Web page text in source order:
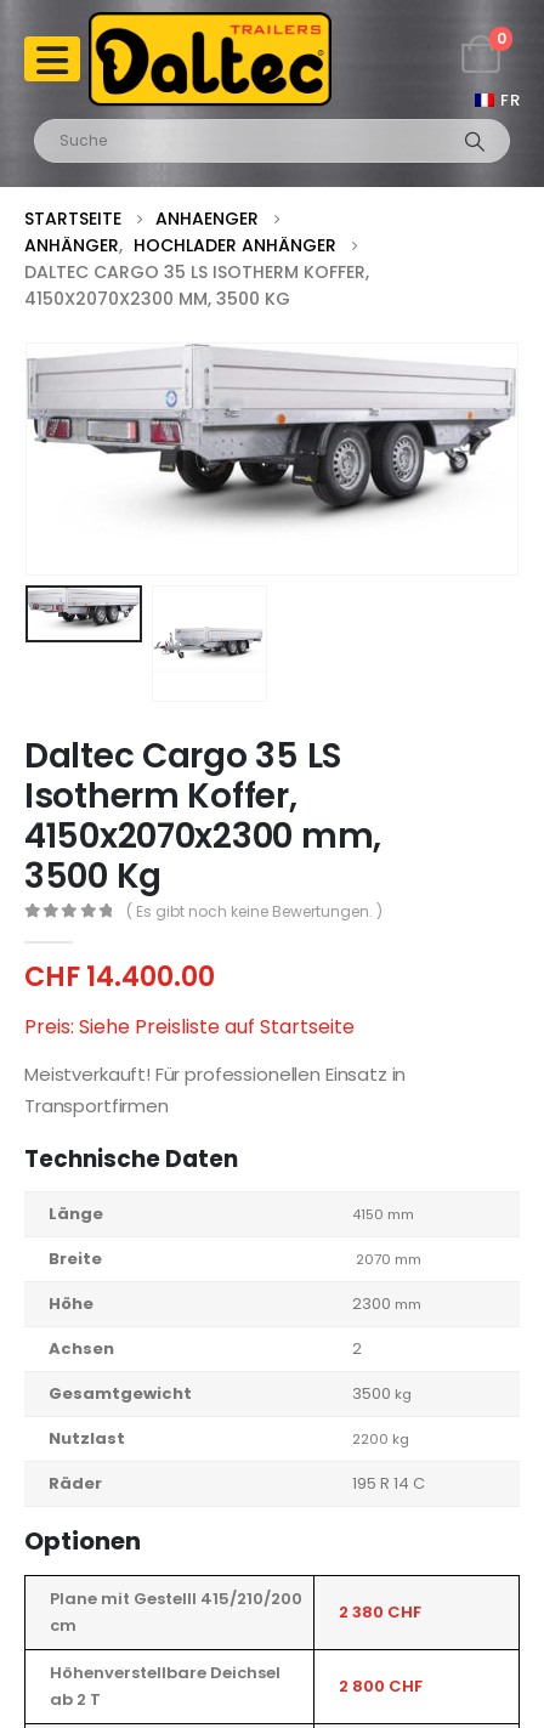
FR
0
STARTSEITE
ANHAENGER
ANHÄNGER, HOCHLADER ANHÄNGER
DALTEC CARGO 35 LS ISOTHERM KOFFER,
4150X2070X2300 MM, 3500 KG
Daltec Cargo 35 LS
Isotherm Koffer,
4150x2070x2300 mm,
3500 Kg
( Es gibt noch keine Bewertungen. )
CHF14.400.00
Preis: Siehe Preisliste auf Startseite
Meistverkauft! Für professionellen Einsatz in
Transportfirmen
Technische Daten
Länge 4150 mm
Breite 2070 mm
Höhe 2300 mm
Achsen
2
Gesamtgewicht
3500 kg
Nutzlast 2200 kg
Räder 195 R 14 C
Optionen
Plane mit Gestelll 415/210/200
cm
2 380 CHF
Höhenverstellbare Deichsel
ab 2 T
2 800 CHF